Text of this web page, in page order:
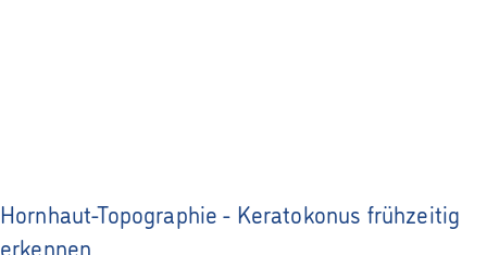
Hornhaut-Topographie - Keratokonus frühzeitig
erkennen